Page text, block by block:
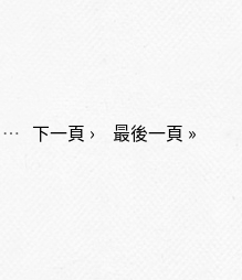
… 下一頁 › 最後一頁 »